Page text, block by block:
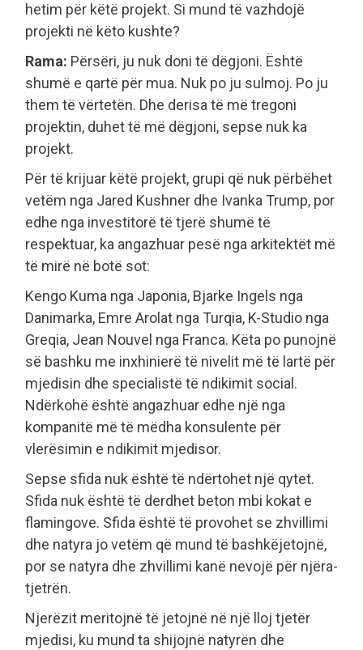
hetim për këtë projekt. Si mund të vazhdojë
projekti në këto kushte?
Rama: Përsëri, ju nuk doni të dëgjoni. Është
shumë e qartë për mua. Nuk po ju sulmoj. Po ju
them të vërtetën. Dhe derisa të më tregoni
projektin, duhet të më dëgjoni, sepse nuk ka
projekt.
Për të krijuar këtë projekt, grupi që nuk përbëhet
vetëm nga Jared Kushner dhe Ivanka Trump, por
edhe nga investitorë të tjerë shumë të
respektuar, ka angazhuar pesë nga arkitektët më
të mirë në botë sot:
Kengo Kuma nga Japonia, Bjarke Ingels nga
Danimarka, Emre Arolat nga Turqia, K-Studio nga
Greqia, Jean Nouvel nga Franca. Këta po punojnë
së bashku me inxhinierë të nivelit më të lartë për
mjedisin dhe specialistë të ndikimit social.
Ndërkohë është angazhuar edhe një nga
kompanitë më të mëdha konsulente për
vlerësimin e ndikimit mjedisor.
Sepse sfida nuk është të ndërtohet një qytet.
Sfida nuk është të derdhet beton mbi kokat e
flamingove. Sfida është të provohet se zhvillimi
dhe natyra jo vetëm që mund të bashkëjetojnë,
por se natyra dhe zhvillimi kanë nevojë për njëra-
tjetrën.
Njerëzit meritojnë të jetojnë në një lloj tjetër
mjedisi, ku mund ta shijojnë natyrën dhe